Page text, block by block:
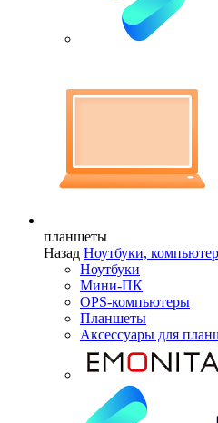
планшеты
Назад Ноутбуки,
Ноутбуки
Мини-ПК
OPS-компьютеры
Планшеты
Аксессуары для